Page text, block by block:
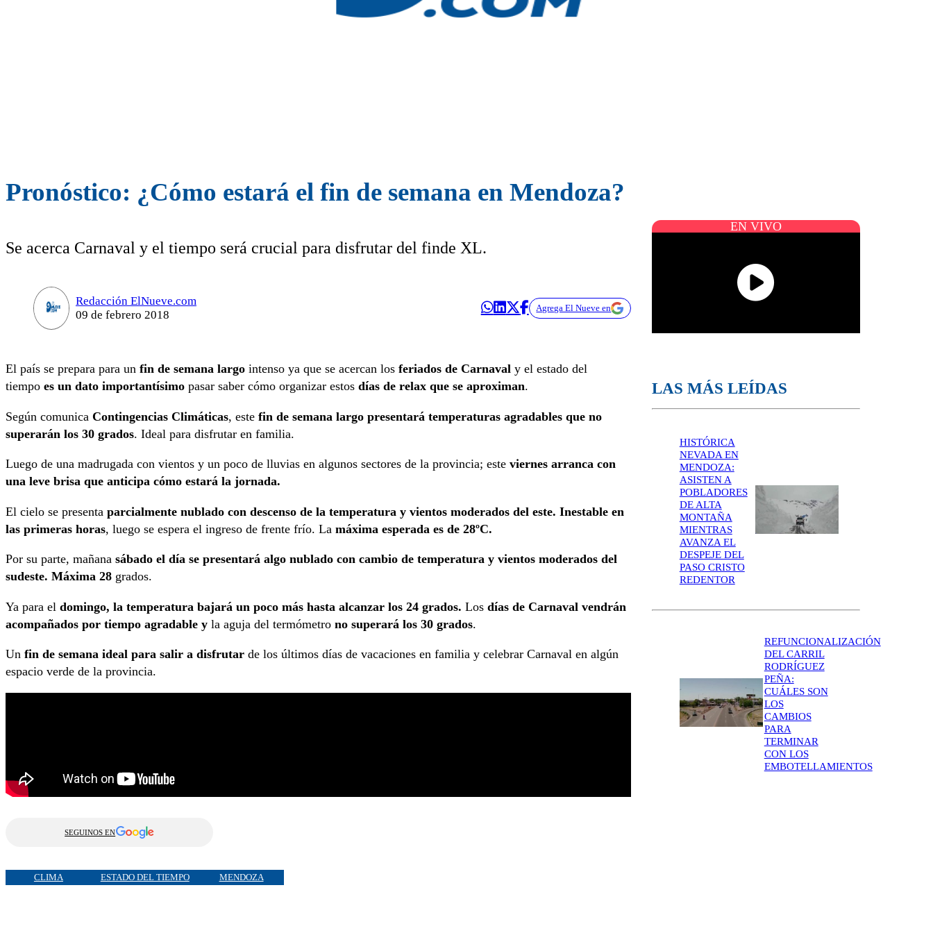
Pronóstico: ¿Cómo estará el fin de semana en Mendoza?
Se acerca Carnaval y el tiempo será crucial para disfrutar del finde XL.
Redacción ElNueve.com
09 de febrero 2018
Agrega El Nueve en
El país se prepara para un fin de semana largo intenso ya que se acercan los feriados de Carnaval y el estado del
tiempo es un dato importantísimo pasar saber cómo organizar estos días de relax que se aproximan.
Según comunica Contingencias Climáticas, este fin de semana largo presentará temperaturas agradables que no
superarán los 30 grados. Ideal para disfrutar en familia.
Luego de una madrugada con vientos y un poco de lluvias en algunos sectores de la provincia; este viernes arranca con
una leve brisa que anticipa cómo estará la jornada.
El cielo se presenta parcialmente nublado con descenso de la temperatura y vientos moderados del este. Inestable en
las primeras horas, luego se espera el ingreso de frente frío. La máxima esperada es de 28ºC.
Por su parte, mañana sábado el día se presentará algo nublado con cambio de temperatura y vientos moderados del
sudeste. Máxima 28 grados.
Ya para el domingo, la temperatura bajará un poco más hasta alcanzar los 24 grados. Los días de Carnaval vendrán
acompañados por tiempo agradable y la aguja del termómetro no superará los 30 grados.
Un fin de semana ideal para salir a disfrutar de los últimos días de vacaciones en familia y celebrar Carnaval en algún
espacio verde de la provincia.
SEGUINOS EN
CLIMA ESTADO DEL TIEMPO MENDOZA
EN VIVO
LAS MÁS LEÍDAS
HISTÓRICA
NEVADA EN
MENDOZA:
ASISTEN A
POBLADORES
DE ALTA
MONTAÑA
MIENTRAS
AVANZA EL
DESPEJE DEL
PASO CRISTO
REDENTOR
REFUNCIONALIZACIÓN
DEL CARRIL
RODRÍGUEZ
PEÑA:
CUÁLES SON
LOS
CAMBIOS
PARA
TERMINAR
CON LOS
EMBOTELLAMIENTOS